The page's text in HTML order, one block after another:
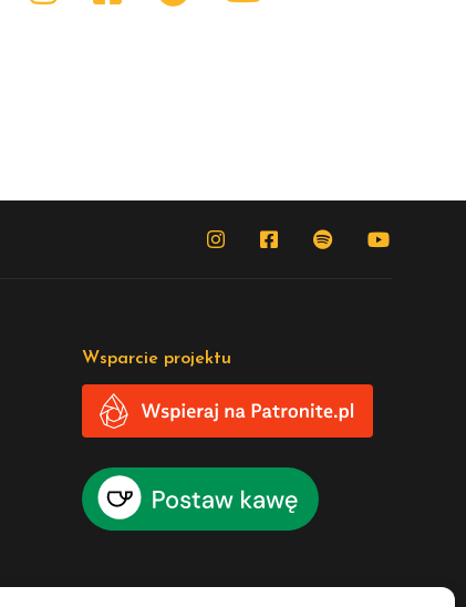
Wsparcie projektu